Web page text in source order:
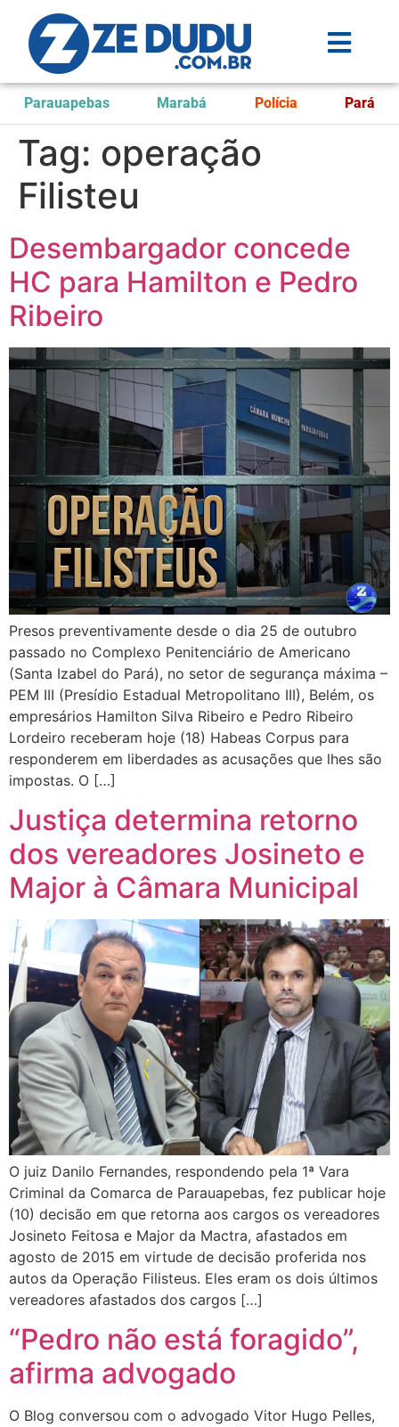
Parauapebas Marabá Polícia Pará
Tag: operação
Filisteu
Desembargador concede
HC para Hamilton e Pedro
Ribeiro
Presos preventivamente desde o dia 25 de outubro
passado no Complexo Penitenciário de Americano
(Santa Izabel do Pará), no setor de segurança máxima –
PEM III (Presídio Estadual Metropolitano III), Belém, os
empresários Hamilton Silva Ribeiro e Pedro Ribeiro
Lordeiro receberam hoje (18) Habeas Corpus para
responderem em liberdades as acusações que lhes são
impostas. O […]
Justiça determina retorno
dos vereadores Josineto e
Major à Câmara Municipal
O juiz Danilo Fernandes, respondendo pela 1ª Vara
Criminal da Comarca de Parauapebas, fez publicar hoje
(10) decisão em que retorna aos cargos os vereadores
Josineto Feitosa e Major da Mactra, afastados em
agosto de 2015 em virtude de decisão proferida nos
autos da Operação Filisteus. Eles eram os dois últimos
vereadores afastados dos cargos […]
“Pedro não está foragido”,
afirma advogado
O Blog conversou com o advogado Vitor Hugo Pelles,